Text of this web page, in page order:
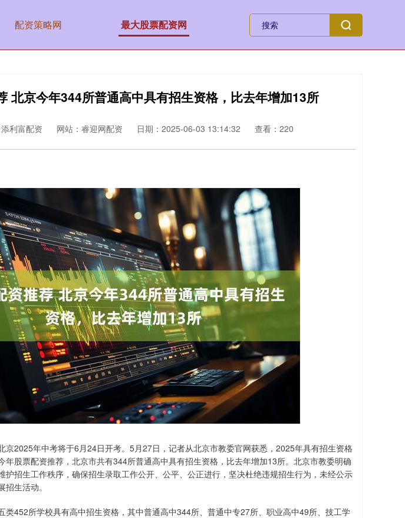
配资策略网 最大股票配资网
北京今年344所普通高中具有招生资格，比去年增加13所
利富配资 网站：睿迎网配资 日期：2025-06-03 13:14:32 查看：220
2025年中考将于6月24日开考。5月27日，记者从北京市教委官网获悉，2025年具有招生资格
年股票配资推荐，北京市共有344所普通高中具有招生资格，比去年增加13所。北京市教委明确
护招生工作秩序，确保招生录取工作公开、公平、公正进行，坚决杜绝违规招生行为，未经公示
生活动。
452所学校具有高中招生资格，其中普通高中344所、普通中专27所、职业高中49所、技工学